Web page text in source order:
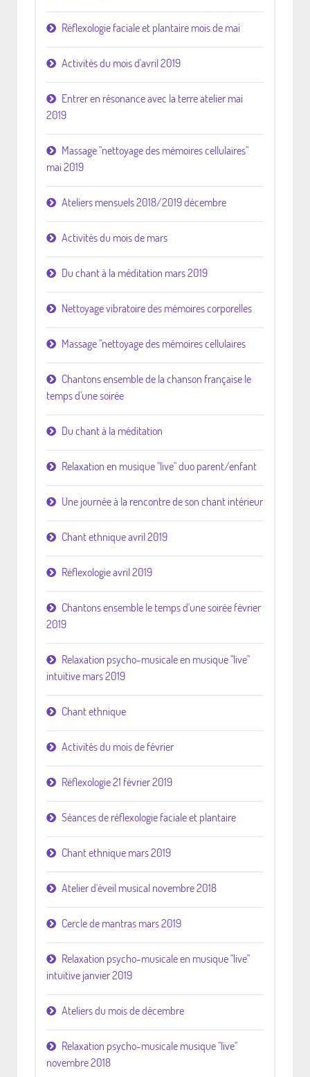
Réflexologie faciale et plantaire mois de mai
Activités du mois d'avril 2019
Entrer en résonance avec la terre atelier mai
2019
Massage "nettoyage des mémoires cellulaires"
mai 2019
Ateliers mensuels 2018/2019 décembre
Activités du mois de mars
Du chant à la méditation mars 2019
Nettoyage vibratoire des mémoires corporelles
Massage "nettoyage des mémoires cellulaires
Chantons ensemble de la chanson française le
temps d'une soirée
Du chant à la méditation
Relaxation en musique "live" duo parent/enfant
Une journée à la rencontre de son chant intérieur
Chant ethnique avril 2019
Réflexologie avril 2019
Chantons ensemble le temps d'une soirée février
2019
Relaxation psycho-musicale en musique "live"
intuitive mars 2019
Chant ethnique
Activités du mois de février
Réflexologie 21 février 2019
Séances de réflexologie faciale et plantaire
Chant ethnique mars 2019
Atelier d'éveil musical novembre 2018
Cercle de mantras mars 2019
Relaxation psycho-musicale en musique "live"
intuitive janvier 2019
Ateliers du mois de décembre
Relaxation psycho-musicale musique "live"
novembre 2018